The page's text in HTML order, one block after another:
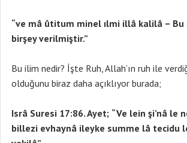
“ve mâ ûtitum minel ılmi illâ kalilâ – Bu
birşey verilmiştir.”
Bu ilim nedir? İşte Ruh, Allah’ın ruh ile
olduğunu biraz daha açıklıyor burada;
Isrâ Suresi 17:86. Ayet; “Ve lein şi’nâ le
billezi evhaynâ ileyke summe lâ tecidu